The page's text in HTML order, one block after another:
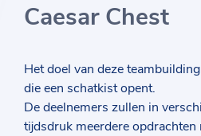
Caesar Chest
Het doel van deze
die een schatkist opent.
De deelnemers zullen in
tijdsdruk meerdere opdrachten